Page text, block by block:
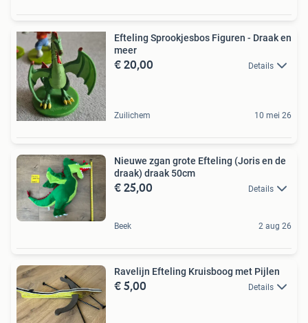
Efteling Sprookjesbos Figuren - Draak en
meer
€ 20,00 Details
Zuilichem 10 mei 26
Nieuwe zgan grote Efteling (Joris en de
draak) draak 50cm
€ 25,00 Details
Beek 2 aug 26
Ravelijn Efteling Kruisboog met Pijlen
€ 5,00 Details